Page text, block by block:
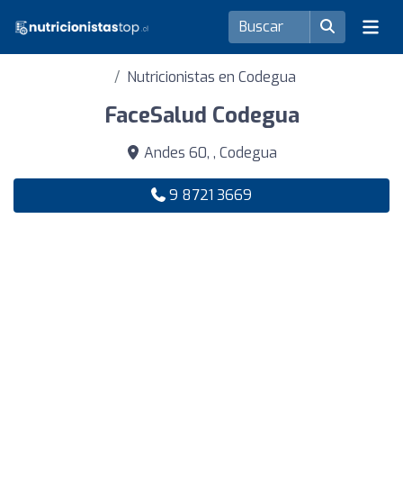
Nutricionistas en Codegua
FaceSalud Codegua
Andes 60, , Codegua
9 8721 3669